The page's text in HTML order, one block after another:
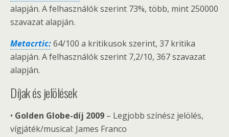
alapján. A felhasználók szerint 73%, több, mint 250000
szavazat alapján.
Metacrtic:64/100 a kritikusok szerint, 37 kritika
alapján. A felhasználók szerint 7,2/10, 367 szavazat
alapján.
Díjak és jelölések
• Golden Globe-díj 2009 – Legjobb színész jelölés,
vígjáték/musical: James Franco